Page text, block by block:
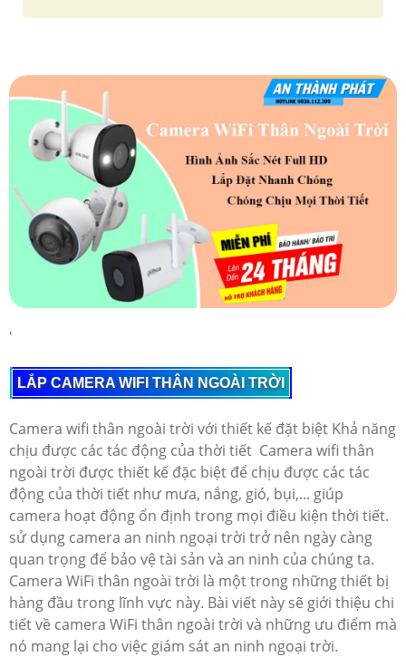
'
LẮP CAMERA WIFI THÂN NGOÀI TRỜI
Camera wifi thân ngoài trời với thiết kế đặt biệt Khả năng
chịu được các tác động của thời tiết Camera wifi thân
ngoài trời được thiết kế đặc biệt để chịu được các tác
động của thời tiết như mưa, nắng, gió, bụi,... giúp
camera hoạt động ổn định trong mọi điều kiện thời tiết.
sử dụng camera an ninh ngoại trời trở nên ngày càng
quan trọng để bảo vệ tài sản và an ninh của chúng ta.
Camera WiFi thân ngoài trời là một trong những thiết bị
hàng đầu trong lĩnh vực này. Bài viết này sẽ giới thiệu chi
tiết về camera WiFi thân ngoài trời và những ưu điểm mà
nó mang lại cho việc giám sát an ninh ngoại trời.